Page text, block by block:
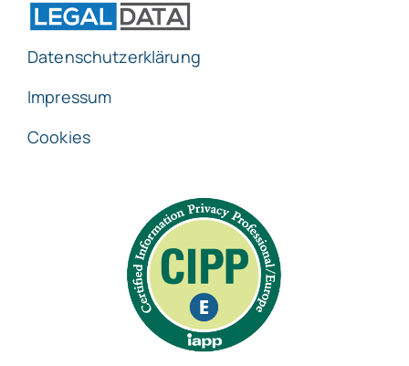
Datenschutzerklärung
Impressum
Cookies